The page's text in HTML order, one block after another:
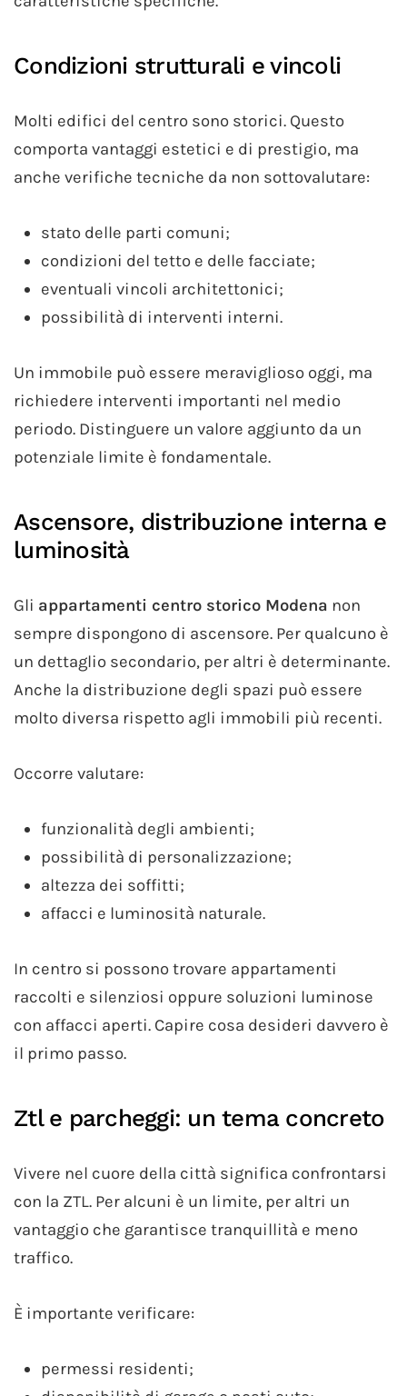
Condizioni strutturali e vincoli
Molti edifici del centro sono storici. Questo
comporta vantaggi estetici e di prestigio, ma
anche verifiche tecniche da non sottovalutare:
stato delle parti comuni;
condizioni del tetto e delle facciate;
eventuali vincoli architettonici;
possibilità di interventi interni.
Un immobile può essere meraviglioso oggi, ma
richiedere interventi importanti nel medio
periodo. Distinguere un valore aggiunto da un
potenziale limite è fondamentale.
Ascensore, distribuzione interna e
luminosità
Gli appartamenti centro storico Modena non
sempre dispongono di ascensore. Per qualcuno è
un dettaglio secondario, per altri è determinante.
Anche la distribuzione degli spazi può essere
molto diversa rispetto agli immobili più recenti.
Occorre valutare:
funzionalità degli ambienti;
possibilità di personalizzazione;
altezza dei soffitti;
affacci e luminosità naturale.
In centro si possono trovare appartamenti
raccolti e silenziosi oppure soluzioni luminose
con affacci aperti. Capire cosa desideri davvero è
il primo passo.
Ztl e parcheggi: un tema concreto
Vivere nel cuore della città significa confrontarsi
con la ZTL. Per alcuni è un limite, per altri un
vantaggio che garantisce tranquillità e meno
traffico.
È importante verificare:
permessi residenti;